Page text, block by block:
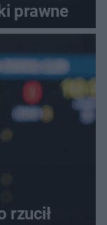
prawne
rzucił